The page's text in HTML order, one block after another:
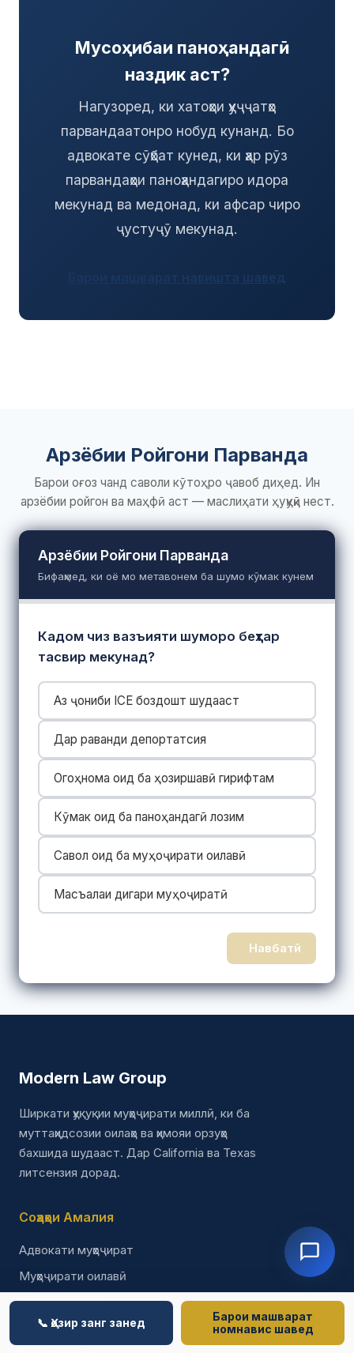
Мусоҳибаи паноҳандагӣ
наздик аст?
Нагузоред, ки хатоҳои ҳуҷҷатҳо
парвандаатонро нобуд кунанд. Бо
адвокате сӯҳбат кунед, ки ҳар рӯз
парвандаҳои паноҳандагиро идора
мекунад ва медонад, ки афсар чиро
ҷустуҷӯ мекунад.
Барои машварат навишта шавед
Арзёбии Ройгони Парванда
Барои оғоз чанд саволи кӯтоҳро ҷавоб диҳед. Ин
арзёбии ройгон ва маҳфӣ аст — маслиҳати ҳуқуқӣ нест.
Арзёбии Ройгони Парванда
Бифаҳмед, ки оё мо метавонем ба шумо кӯмак кунем
Кадом чиз вазъияти шуморо беҳтар
тасвир мекунад?
Аз ҷониби ICE боздошт шудааст
Дар раванди депортатсия
Огоҳнома оид ба ҳозиршавӣ гирифтам
Кӯмак оид ба паноҳандагӣ лозим
Савол оид ба муҳоҷирати оилавӣ
Масъалаи дигари муҳоҷиратӣ
Навбатӣ
Modern Law Group
Ширкати ҳуқуқии муҳоҷирати миллӣ, ки ба
муттаҳидсозии оилаҳо ва ҳимояи орзуҳо
бахшида шудааст. Дар California ва Texas
литсензия дорад.
Соҳаҳои Амалия
Адвокати муҳоҷират
Муҳоҷирати оилавӣ
Визаҳои номзад
Паноҳандагӣ
📞 Ҳозир занг занед
Барои машварат
номнавис шавед